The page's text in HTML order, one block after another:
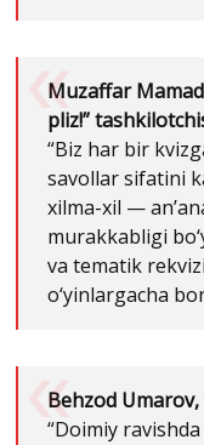
Muzaffar
pliz!”
“Biz har bir
savollar sifatini
xilma-xil —
murakkabligi
va tematik
o‘yinlargacha
Behzod Umarov,
“Doimiy